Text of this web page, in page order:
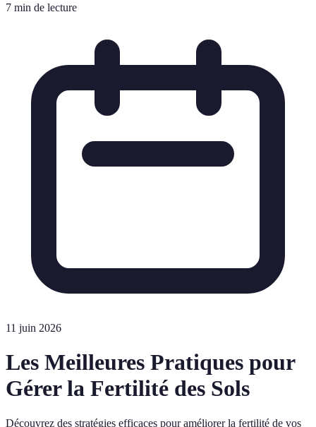
7 min de lecture
11 juin 2026
Les Meilleures Pratiques pour
Gérer la Fertilité des Sols
Découvrez des stratégies efficaces pour améliorer la fertilité de vos